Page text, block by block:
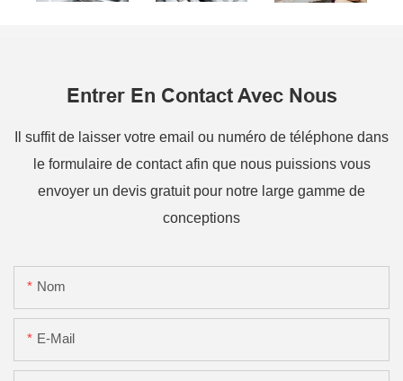
Entrer En Contact Avec Nous
Il suffit de laisser votre email ou numéro de téléphone dans
le formulaire de contact afin que nous puissions vous
envoyer un devis gratuit pour notre large gamme de
conceptions
Nom
E-Mail